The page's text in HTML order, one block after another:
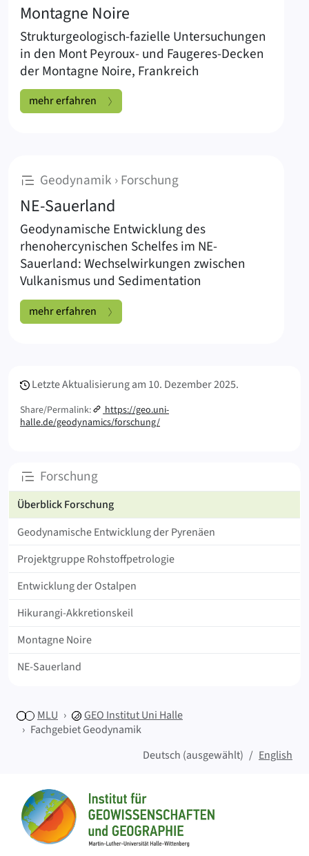
Montagne Noire
Strukturgeologisch-fazielle Untersuchungen
in den Mont Peyroux- und Faugeres-Decken
der Montagne Noire, Frankreich
Montagne Noire:
mehr erfahren
Geodynamik › Forschung:
NE-Sauerland
Geodynamische Entwicklung des
rhenohercynischen Schelfes im NE-
Sauerland: Wechselwirkungen zwischen
Vulkanismus und Sedimentation
NE-Sauerland:
mehr erfahren
ForschungUnterseiten
Überblick Forschung
Geodynamische Entwicklung der Pyrenäen
Projektgruppe Rohstoffpetrologie
Entwicklung der Ostalpen
Hikurangi-Akkretionskeil
Montagne Noire
NE-Sauerland
Letzte Aktualisierung am 10. Dezember 2025.
Share/Permalink:
https://geo.uni-
halle.de/geodynamics/forschung/
MLU GEO Institut Uni Halle
Fachgebiet Geodynamik
Deutsch (ausgewählt)
English
Startseite